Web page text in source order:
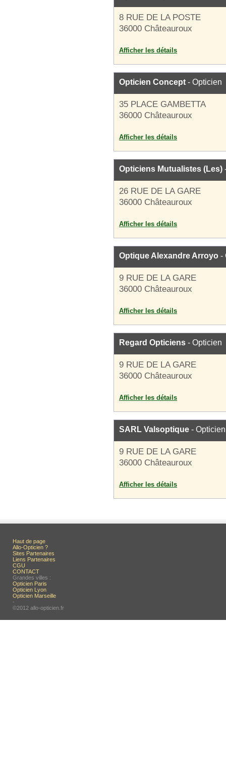
8 RUE DE LA POSTE
36000 Châteauroux
Afficher les détails
Opticien Concept - Opticien
35 PLACE GAMBETTA
36000 Châteauroux
Afficher les détails
Opticiens Mutualistes (Les)
26 RUE DE LA GARE
36000 Châteauroux
Afficher les détails
Optique Alexandre Arroyo -
9 RUE DE LA GARE
36000 Châteauroux
Afficher les détails
Regard Opticiens - Opticien
9 RUE DE LA GARE
36000 Châteauroux
Afficher les détails
SARL Valsoptique - Opticien
9 RUE DE LA GARE
36000 Châteauroux
Afficher les détails
Haut de page
Allo-Opticien ?
Sites Partenaires
Liens Partenaires
CGU
CONTACT
Grandes villes :
Opticien Paris
Opticien Lyon
Opticien Marseille
-
©2012 allo-opticien.fr